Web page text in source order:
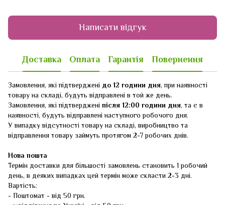
Написати відгук
Доставка Оплата Гарантія Повернення
Замовлення, які підтверджені до 12 години дня, при наявності
товару на складі, будуть відправлені в той же день.
Замовлення, які підтверджені після 12:00 години дня, та є в
наявності, будуть відправлені наступного робочого дня.
У випадку відсутності товару на складі, виробництво та
відправлення товару займуть протягом 2-7 робочих днів.
Нова пошта
Термін доставки для більшості замовлень становить 1 робочий
день, в деяких випадках цей термін може скласти 2-3 дні.
Вартість:
- Поштомат - від 50 грн.